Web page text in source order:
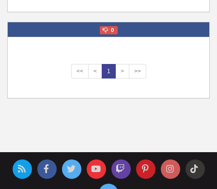
0
<< < 1 > >>